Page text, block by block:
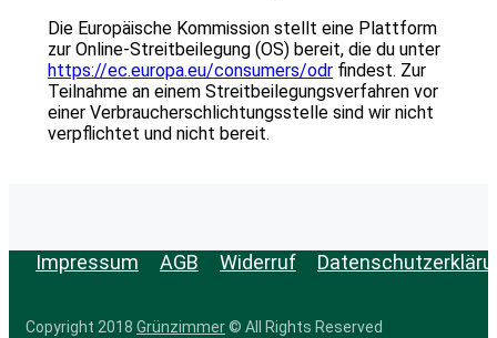
Die Europäische Kommission stellt eine Plattform
zur Online-Streitbeilegung (OS) bereit, die du unter
https://ec.europa.eu/consumers/odr findest. Zur
Teilnahme an einem Streitbeilegungsverfahren vor
einer Verbraucherschlichtungsstelle sind wir nicht
verpflichtet und nicht bereit.
Impressum AGB Widerruf
Copyright 2018 Grünzimmer© All Rights Reserved